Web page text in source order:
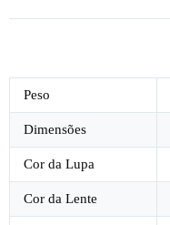
Peso
Dimensões
Cor da Lupa
Cor da Lente